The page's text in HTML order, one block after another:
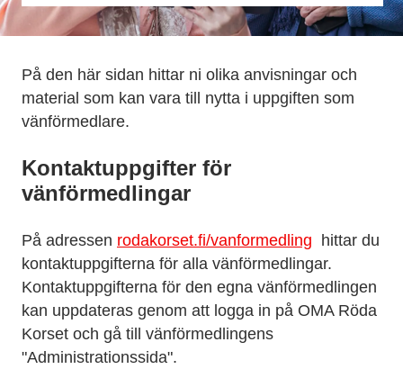
På den här sidan hittar ni olika anvisningar och
material som kan vara till nytta i uppgiften som
vänförmedlare.
Kontaktuppgifter för
vänförmedlingar
På adressen rodakorset.fi/vanformedling hittar du
kontaktuppgifterna för alla vänförmedlingar.
Kontaktuppgifterna för den egna vänförmedlingen
kan uppdateras genom att logga in på OMA Röda
Korset och gå till vänförmedlingens
"Administrationssida".